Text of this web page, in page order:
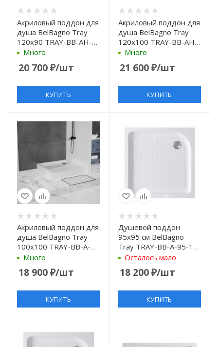
Акриловый поддон для
душа BelBagno Tray
120x90 TRAY-BB-AH-
120/90-15-W Белый
Много
20 700₽/шт
КУПИТЬ
Акриловый поддон для
душа BelBagno Tray
120x100 TRAY-BB-AH-
120/100-15-W Белый
Много
21 600₽/шт
КУПИТЬ
Акриловый поддон для
душа BelBagno Tray
100x100 TRAY-BB-A-
100-15-W Белый
Много
18 900₽/шт
КУПИТЬ
Душевой поддон
95х95 см BelBagno
Tray TRAY-BB-A-95-15-
W с антискользящим
покрытием, белый
Осталось мало
18 200₽/шт
КУПИТЬ